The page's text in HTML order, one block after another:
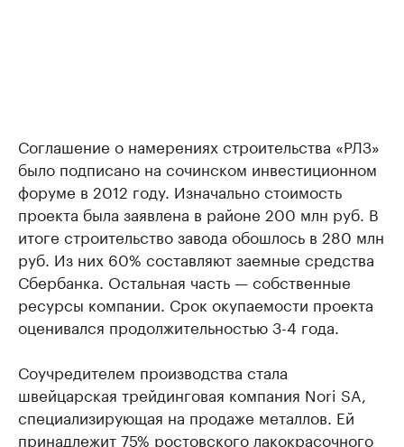
Соглашение о намерениях строительства «РЛЗ»
было подписано на сочинском инвестиционном
форуме в 2012 году. Изначально стоимость
проекта была заявлена в районе 200 млн руб. В
итоге строительство завода обошлось в 280 млн
руб. Из них 60% составляют заемные средства
Сбербанка. Остальная часть — собственные
ресурсы компании. Срок окупаемости проекта
оценивался продолжительностью 3-4 года.
Соучредителем производства стала
швейцарская трейдинговая компания Nori SA,
специализирующая на продаже металлов. Ей
принадлежит 75% ростовского лакокрасочного